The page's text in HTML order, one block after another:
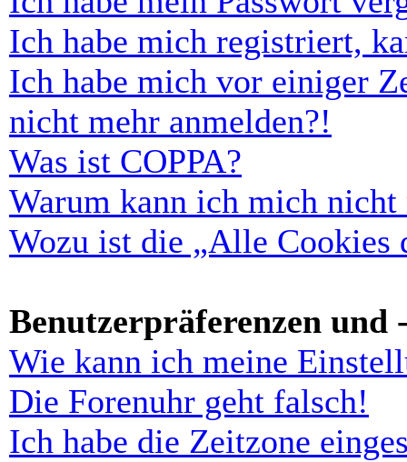
Ich habe mich registriert,
Ich habe mich vor einiger
nicht mehr anmelden?!
Was ist COPPA?
Warum kann ich mich nicht
Wozu ist die „Alle Cookies
Benutzerpräferenzen und
Wie kann ich meine
Die Forenuhr geht falsch!
Ich habe die Zeitzone